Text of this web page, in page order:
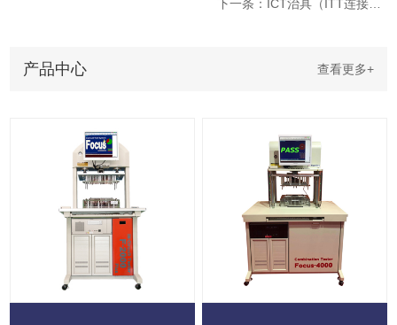
下一条：ICT治具（ITT连接器结构）
产品中心 查看更多+